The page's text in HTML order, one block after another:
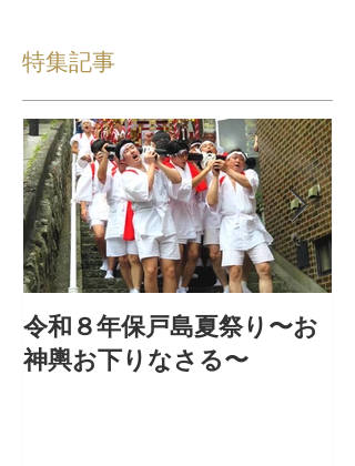
特集記事
令和８年保戸島夏祭り〜お
神輿お下りなさる〜